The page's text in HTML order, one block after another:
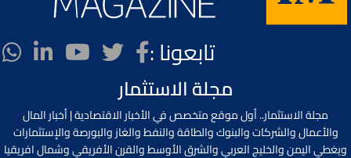
تابعونا :
مجلة الاستثمار
مجلة الاستثمار.. أول موقع متخصص في الأخبار الاقتصادية | أخبار المال
والأعمال والشركات والبنوك والطاقة والنفط والغاز والبورصة والإستثمارات
ويغطي اليمن والخليج العربي والشرق الأوسط والقرن الأفريقي وشمال افريقيا